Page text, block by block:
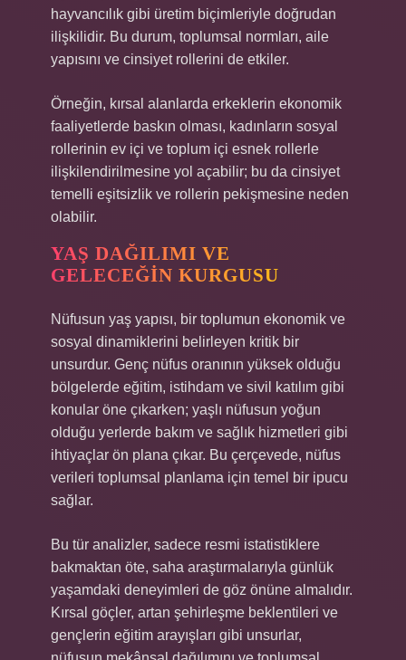
hayvancılık gibi üretim biçimleriyle doğrudan
ilişkilidir. Bu durum, toplumsal normları, aile
yapısını ve cinsiyet rollerini de etkiler.
Örneğin, kırsal alanlarda erkeklerin ekonomik
faaliyetlerde baskın olması, kadınların sosyal
rollerinin ev içi ve toplum içi esnek rollerle
ilişkilendirilmesine yol açabilir; bu da cinsiyet
temelli eşitsizlik ve rollerin pekişmesine neden
olabilir.
YAŞ DAĞILIMI VE
GELECEĞIN KURGUSU
Nüfusun yaş yapısı, bir toplumun ekonomik ve
sosyal dinamiklerini belirleyen kritik bir
unsurdur. Genç nüfus oranının yüksek olduğu
bölgelerde eğitim, istihdam ve sivil katılım gibi
konular öne çıkarken; yaşlı nüfusun yoğun
olduğu yerlerde bakım ve sağlık hizmetleri gibi
ihtiyaçlar ön plana çıkar. Bu çerçevede, nüfus
verileri toplumsal planlama için temel bir ipucu
sağlar.
Bu tür analizler, sadece resmi istatistiklere
bakmaktan öte, saha araştırmalarıyla günlük
yaşamdaki deneyimleri de göz önüne almalıdır.
Kırsal göçler, artan şehirleşme beklentileri ve
gençlerin eğitim arayışları gibi unsurlar,